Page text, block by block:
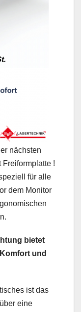
nächsten
!
für alle
dem Monitor
bietet
und
ist das
eine